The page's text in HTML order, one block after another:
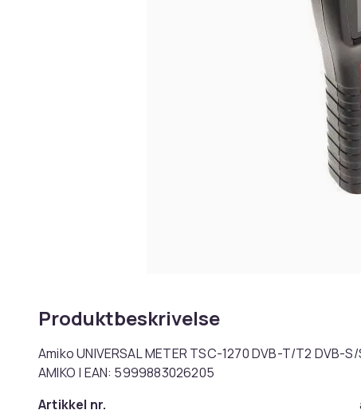
Produktbeskrivelse
Amiko UNIVERSAL METER TSC-1270 DVB-T/T2 DVB-
AMIKO | EAN: 5999883026205
Artikkel nr.